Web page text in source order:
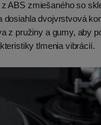
ABS zmiešaného so
dosiahla dvojvrstvová
z pružiny a gumy, aby
tlmenia vibrácií.